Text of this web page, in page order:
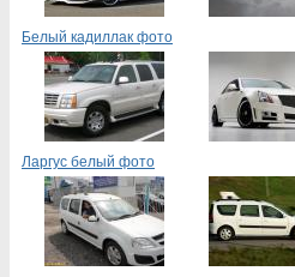
Белый кадиллак фото
Ларгус белый фото